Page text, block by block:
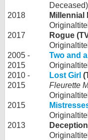
2018
Millennial
2017
Rogue
2005 -
2015
Two and
2010 -
2015
Lost Girl
Fleurette
2015
2013
Deception